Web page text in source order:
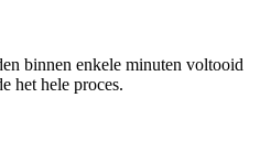
binnen enkele minuten voltooid
het hele proces.